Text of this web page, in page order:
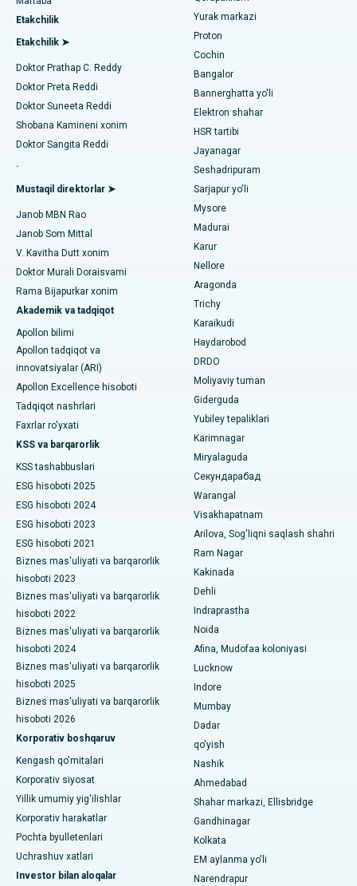
Urologni toping
Diabetologni toping
Ginekologni toping
Umumiy shifokorni toping
Psixologni toping
Umumiy jarrohni toping
Kovai yo'lidagi eng yaxshi kasalxona, Karur
Karapakkam, Chennaydagi eng yaxshi shifoxona
Arilova, Vizagdagi eng yaxshi shifoxona
Kanpur yo'lidagi eng yaxshi kasalxona, Laknau
Noida shtatidagi 26-sektordagi eng yaxshi shifoxona
Gandhinagar, Ahmedabaddagi eng yaxshi shifoxona
Aragonda, Andhra Pradeshdagi eng yaxshi shifoxona
Bannerghatta yo'lidagi eng yaxshi kasalxona, Bangalor
Bhubaneswardagi 15-bo'limdagi eng yaxshi kasalxona
Bilaspurdagi Seepat yo'lidagi eng yaxshi kasalxona
Ahmedabaddagi Ellisbridge shahridagi eng yaxshi shifoxona
Nyu-Dehlidagi eng yaxshi shifoxona
DRDO, Haydaroboddagi eng yaxshi shifoxona
GS Road, Guwahati shahridagi eng yaxshi kasalxona
Hyderguda, Haydaroboddagi eng yaxshi shifoxona
Vijay Nagar, Indoredagi eng yaxshi shifoxona
Suryaraopeta Main Road, Kakinadadagi eng yaxshi kasalxona
Kalkutta shahridagi Kanal aylanma yo'lidagi eng yaxshi
shifoxona
CBD Belapur, Navi Mumbaydagi eng yaxshi shifoxona
Panchavati, Nashikdagi eng yaxshi shifoxona
Sekunderabad, Haydaroboddagi eng yaxshi shifoxona
Seshadripuramdagi eng yaxshi kasalxona, Bangalor
Waltair Main Road, Visakhapatnamdagi eng yaxshi shifoxona
Subhash Nagar yo'lidagi eng yaxshi kasalxona, Karimnagar
Managari, Karaikudi shahridagi eng yaxshi shifoxona
Arepally, Warangaldagi eng yaxshi shifoxona
Arera koloniyasidagi eng yaxshi kasalxona, Bhopal
MitraClip vana ta'mirlash
Kateterni yo'q qilish
ACL rekonstruksiya jarrohligi
Orqaga elkalarni almashtirish
Endometriya ablasyonu
Bachadon arteriyasi embolizatsiyasi
Tuxumdon sistektomiyasi
Ko'krak bezi saratoni operatsiyasi
Brakiterapiya
kolonoskopiya
Polipektomiya
Mulohaza miya stimulyatsiyasi
Peritoneal dializ
Buyrak biopsiyasi
Paratiroidektomiya
Seramika bilan umumiy tizzani almashtirish
ERCP
Etakchilik
Etakchilik ➤
Doktor Prathap C. Reddy
Doktor Preta Reddi
Doktor Suneeta Reddi
Shobana Kamineni xonim
Doktor Sangita Reddi
.
Mustaqil direktorlar ➤
Janob MBN Rao
Janob Som Mittal
V. Kavitha Dutt xonim
Doktor Murali Doraisvami
Rama Bijapurkar xonim
Akademik va tadqiqot
Apollon bilimi
Apollon tadqiqot va
innovatsiyalar (ARI)
Apollon Excellence hisoboti
Tadqiqot nashrlari
Faxrlar ro'yxati
KSS va barqarorlik
KSS tashabbuslari
ESG hisoboti 2025
ESG hisoboti 2024
ESG hisoboti 2023
ESG hisoboti 2021
Biznes mas'uliyati va barqarorlik
hisoboti 2023
Biznes mas'uliyati va barqarorlik
hisoboti 2022
Biznes mas'uliyati va barqarorlik
hisoboti 2024
Biznes mas'uliyati va barqarorlik
hisoboti 2025
Biznes mas'uliyati va barqarorlik
hisoboti 2026
Korporativ boshqaruv
Kengash qo'mitalari
Korporativ siyosat
Yillik umumiy yig'ilishlar
Korporativ harakatlar
Pochta byulletenlari
Uchrashuv xatlari
Investor bilan aloqalar
Yurak markazi
Proton
Cochin
Bangalor
Bannerghatta yo'li
Elektron shahar
HSR tartibi
Jayanagar
Seshadripuram
Sarjapur yo'li
Mysore
Madurai
Karur
Nellore
Aragonda
Trichy
Karaikudi
Haydarobod
DRDO
Moliyaviy tuman
Giderguda
Yubiley tepaliklari
Karimnagar
Miryalaguda
Секундарабад
Warangal
Visakhapatnam
Arilova, Sog'liqni saqlash shahri
Ram Nagar
Kakinada
Dehli
Indraprastha
Noida
Afina, Mudofaa koloniyasi
Lucknow
Indore
Mumbay
Dadar
qo'yish
Nashik
Ahmedabad
Shahar markazi, Ellisbridge
Gandhinagar
Kolkata
EM aylanma yo'li
Narendrapur